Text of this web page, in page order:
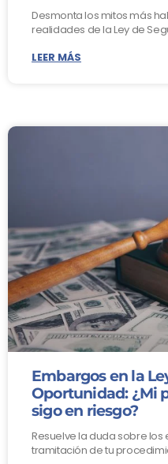
Desmonta los mitos más
realidades de la Ley de
LEER MÁS
Embargos en la
Oportunidad: ¿Mi
sigo en riesgo?
Resuelve la duda sobre
tramitación de tu